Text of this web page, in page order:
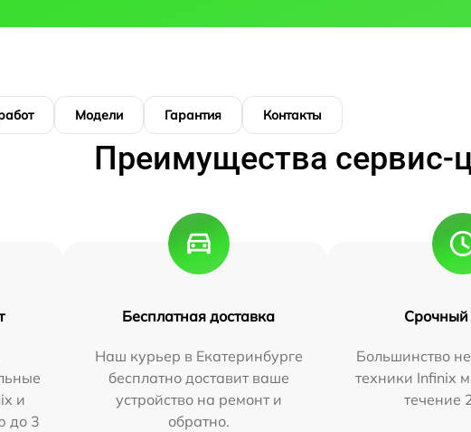
Модели Гарантия Контакты
Преимущества сервис-
и
до 3
Бесплатная доставка
Наш курьер в Екатеринбурге
бесплатно доставит ваше
устройство на ремонт и
обратно.
Срочный
Большинство
техники Infinix
течение